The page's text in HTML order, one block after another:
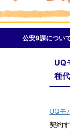
公安9課につい
UQ
種
UQモ
契約